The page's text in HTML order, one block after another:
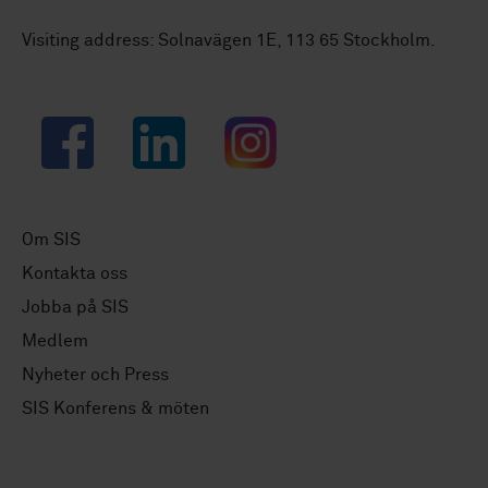
Visiting address: Solnavägen 1E, 113 65 Stockholm.
Facebook LinkedIn Instagram
Om SIS
Kontakta oss
Jobba på SIS
Medlem
Nyheter och Press
SIS Konferens & möten